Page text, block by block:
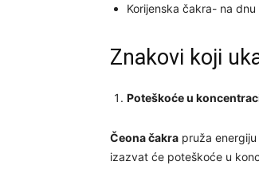
Korijenska čakra- na
Znakovi koji
Poteškoće u
Čeona čakra pruža
izazvat će poteškoće u